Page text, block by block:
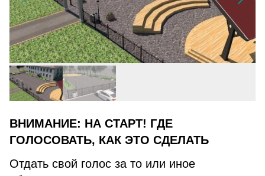
ВНИМАНИЕ: НА СТАРТ! ГДЕ
ГОЛОСОВАТЬ, КАК ЭТО СДЕЛАТЬ
Отдать свой голос за то или иное